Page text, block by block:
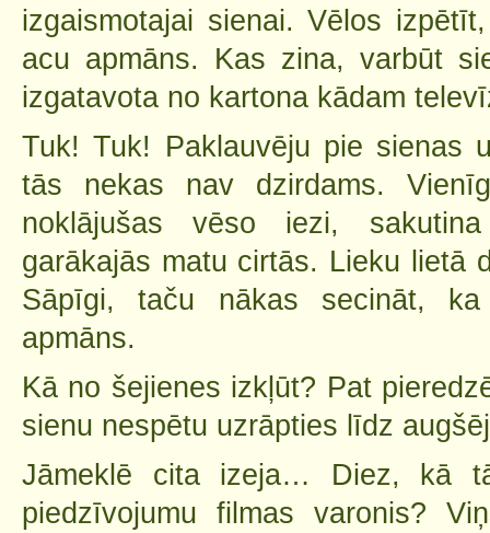
izgaismotajai sienai. Vēlos
acu apmāns. Kas zina, varbūt
izgatavota no kartona kādam
Tuk! Tuk! Paklauvēju pie sienas
tās nekas nav dzirdams.
noklājušas vēso iezi,
garākajās matu cirtās. Lieku lietā
Sāpīgi, taču nākas secināt,
apmāns.
Kā no šejienes izkļūt? Pat
sienu nespētu uzrāpties līdz
Jāmeklē cita izeja… Diez, kā
piedzīvojumu filmas varonis?